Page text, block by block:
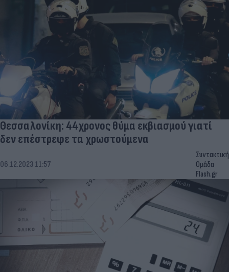
Θεσσαλονίκη: 44χρονος θύμα εκβιασμού γιατί
δεν επέστρεφε τα χρωστούμενα
06.12.2023 11:57
Συντακτική
Ομάδα
Flash.gr